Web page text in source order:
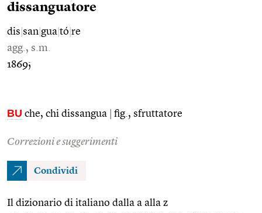
dissanguatore
dis san gua tó re
agg., s.m.
1869;
BU che, chi dissangua fig., sfruttatore
Correzioni e suggerimenti
Condividi
Il dizionario di italiano dalla a alla z